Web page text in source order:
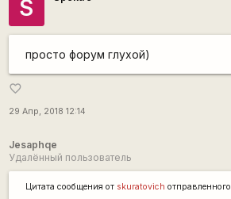
S
просто форум глухой)
favorite_border
29 Апр, 2018 12:14
Jesaphqe
Удалённый пользователь
Цитата сообщения от skuratovich отправленного